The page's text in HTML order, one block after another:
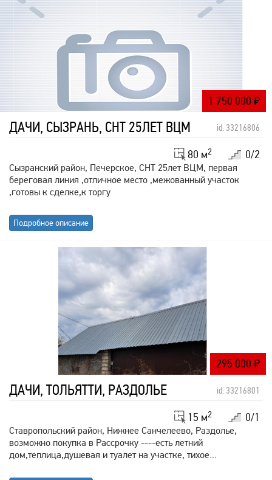
1 750 000 ₽
ДАЧИ, СЫЗРАНЬ, СНТ 25ЛЕТ ВЦМ id: 33216806
0/2
80 м2
Сызранский район, Печерское, СНТ 25лет ВЦМ, первая
береговая линия ,отличное место ,межованный участок
,готовы к сделке,к торгу
Подробное описание
295 000 ₽
ДАЧИ, ТОЛЬЯТТИ, РАЗДОЛЬЕ id: 33216801
0/1
15 м2
Ставропольский район, Нижнее Санчелеево, Раздолье,
возможно покупка в Рассрочку ----есть летний
дом,теплица,душевая и туалет на участке, тихое...